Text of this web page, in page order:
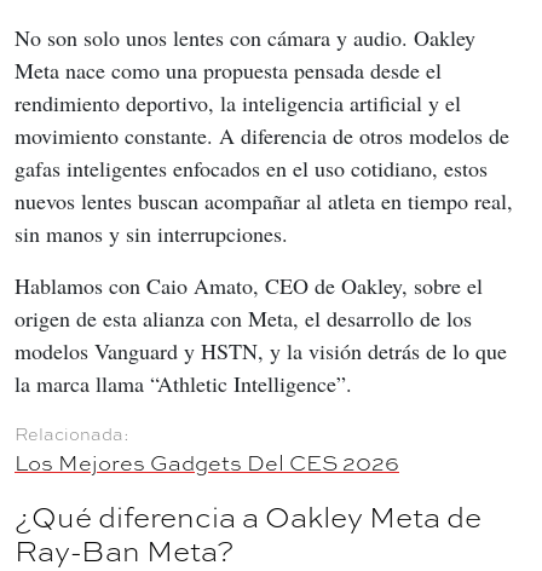
No son solo unos lentes con cámara y audio. Oakley
Meta nace como una propuesta pensada desde el
rendimiento deportivo, la inteligencia artificial y el
movimiento constante. A diferencia de otros modelos de
gafas inteligentes enfocados en el uso cotidiano, estos
nuevos lentes buscan acompañar al atleta en tiempo real,
sin manos y sin interrupciones.
Hablamos con Caio Amato, CEO de Oakley, sobre el
origen de esta alianza con Meta, el desarrollo de los
modelos Vanguard y HSTN, y la visión detrás de lo que
la marca llama “Athletic Intelligence”.
Los Mejores Gadgets Del CES 2026
¿Qué diferencia a Oakley Meta de
Ray-Ban Meta?